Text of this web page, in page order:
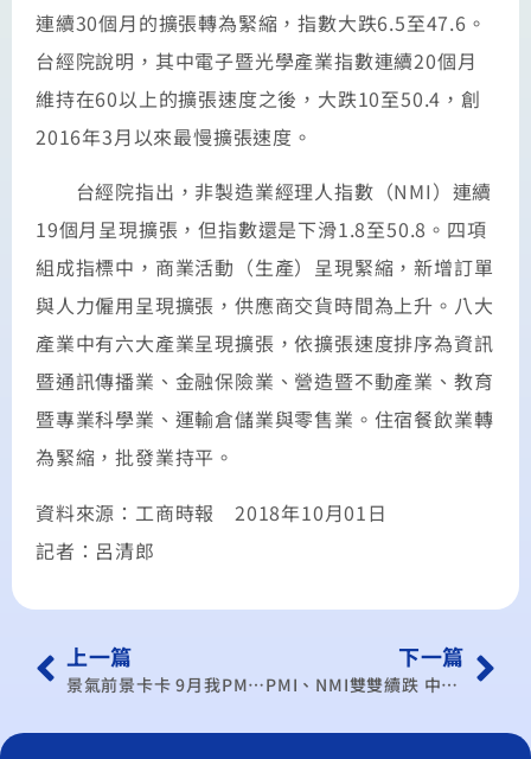
連續30個月的擴張轉為緊縮，指數大跌6.5至47.6。
台經院說明，其中電子暨光學產業指數連續20個月
維持在60以上的擴張速度之後，大跌10至50.4，創
2016年3月以來最慢擴張速度。
台經院指出，非製造業經理人指數（NMI）連續
19個月呈現擴張，但指數還是下滑1.8至50.8。四項
組成指標中，商業活動（生產）呈現緊縮，新增訂單
與人力僱用呈現擴張，供應商交貨時間為上升。八大
產業中有六大產業呈現擴張，依擴張速度排序為資訊
暨通訊傳播業、金融保險業、營造暨不動產業、教育
暨專業科學業、運輸倉儲業與零售業。住宿餐飲業轉
為緊縮，批發業持平。
資料來源：工商時報 2018年10月01日
記者：呂清郎
上一篇
景氣前景卡卡 9月我PMI難提振
下一篇
PMI、NMI雙雙續跌 中經院：景氣發展呈現明顯緊縮